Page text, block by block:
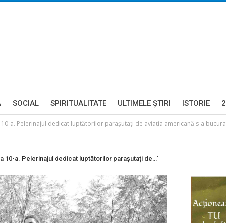
SOCIAL SPIRITUALITATE ULTIMELE ŞTIRI ISTORIE
a 10-a. Pelerinajul dedicat luptătorilor parașutați de aviația americană s-a
a 10-a. Pelerinajul dedicat luptătorilor parașutați de…"